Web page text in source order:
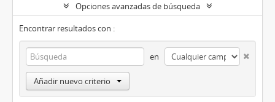
Opciones avanzadas de búsqueda
Encontrar resultados con :
en
Añadir nuevo criterio